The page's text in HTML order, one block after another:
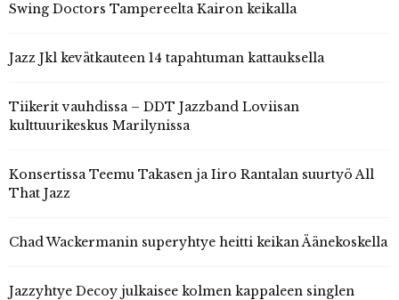
Swing Doctors Tampereelta Kairon keikalla
Jazz Jkl kevätkauteen 14 tapahtuman kattauksella
Tiikerit vauhdissa – DDT Jazzband Loviisan
kulttuurikeskus Marilynissa
Konsertissa Teemu Takasen ja Iiro Rantalan suurtyö All
That Jazz
Chad Wackermanin superyhtye heitti keikan Äänekoskella
Jazzyhtye Decoy julkaisee kolmen kappaleen singlen